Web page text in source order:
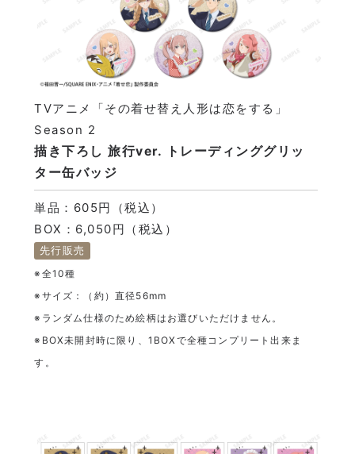
描き下ろし 旅行ver. トレーディンググリッ
ター缶バッジ
TVアニメ「その着せ替え人形は恋をする」
Season 2
単品：605円（税込）
BOX：6,050円（税込）
先行販売
※全10種
※サイズ：（約）直径56mm
※ランダム仕様のため絵柄はお選びいただけません。
※BOX未開封時に限り、1BOXで全種コンプリート出来ま
す。